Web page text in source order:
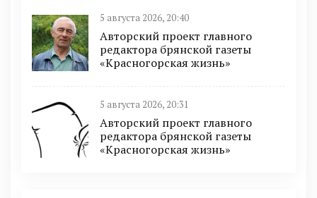
5 августа 2026, 20:40
Авторский проект главного
редактора брянской газеты
«Красногорская жизнь»
5 августа 2026, 20:31
Авторский проект главного
редактора брянской газеты
«Красногорская жизнь»